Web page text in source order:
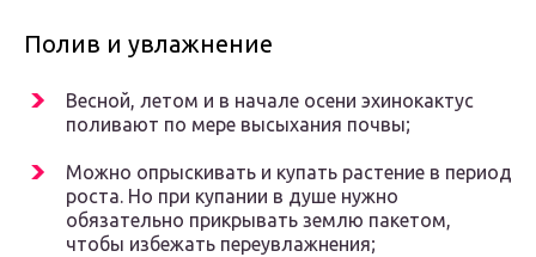
Полив и увлажнение
Весной, летом и в начале осени эхинокактус
поливают по мере высыхания почвы;
Можно опрыскивать и купать растение в период
роста. Но при купании в душе нужно
обязательно прикрывать землю пакетом,
чтобы избежать переувлажнения;